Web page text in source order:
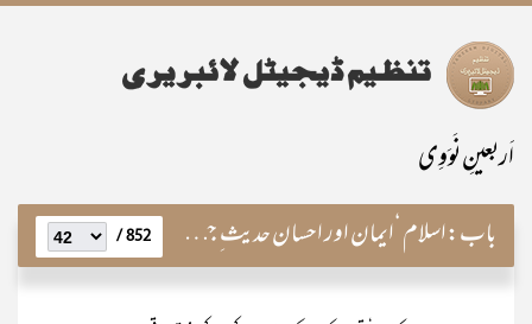
اَربعینِ نَوَوِی
باب:اسلام ‘ایمان اور احسان حدیث ِ جبرائیل ؑ کی روشنی میں 852 /